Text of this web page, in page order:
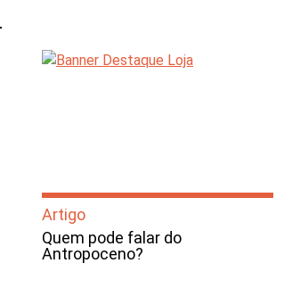
Artigo
Quem pode falar do
Antropoceno?